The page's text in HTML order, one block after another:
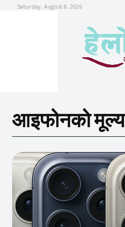
Saturday, August 8, 2026
आइफोनको मूल्य